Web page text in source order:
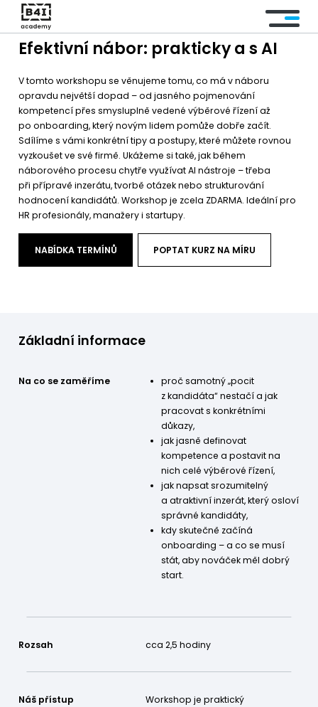
KURZY
KURZY NA MÍRU
OBLASTI
AKTUALITY
NÁŠ TÝM
FAQ
Efektivní nábor: prakticky a s AI
V tomto workshopu se věnujeme tomu, co má v náboru
opravdu největší dopad – od jasného pojmenování
kompetencí přes smysluplně vedené výběrové řízení až
po onboarding, který novým lidem pomůže dobře začít.
Sdílíme s vámi konkrétní tipy a postupy, které můžete rovnou
vyzkoušet ve své firmě. Ukážeme si také, jak během
náborového procesu chytře využívat AI nástroje – třeba
při přípravě inzerátu, tvorbě otázek nebo strukturování
hodnocení kandidátů. Workshop je zcela ZDARMA. Ideální pro
HR profesionály, manažery i startupy.
NABÍDKA TERMÍNŮ POPTAT KURZ NA MÍRU
Základní informace
Na co se zaměříme
proč samotný „pocit
z kandidáta“ nestačí a jak
pracovat s konkrétními
důkazy,
jak jasně definovat
kompetence a postavit na
nich celé výběrové řízení,
jak napsat srozumitelný
a atraktivní inzerát, který osloví
správné kandidáty,
kdy skutečně začíná
onboarding – a co se musí
stát, aby nováček měl dobrý
start.
Rozsah cca 2,5 hodiny
Náš přístup
Workshop je praktický